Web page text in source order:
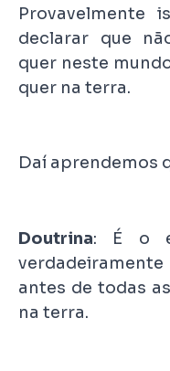
Provavelmente
declarar que
quer neste
quer na terra.
Daí aprendemos
Doutrina: É o
antes de todas
na terra.